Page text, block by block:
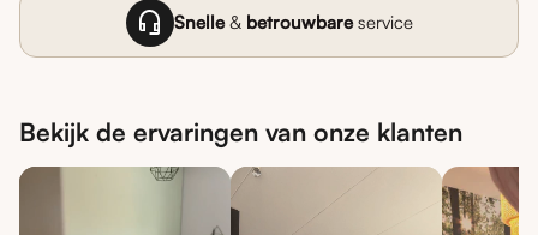
headset_mic Snelle& betrouwbareservice
Bekijk de ervaringen van onze klanten